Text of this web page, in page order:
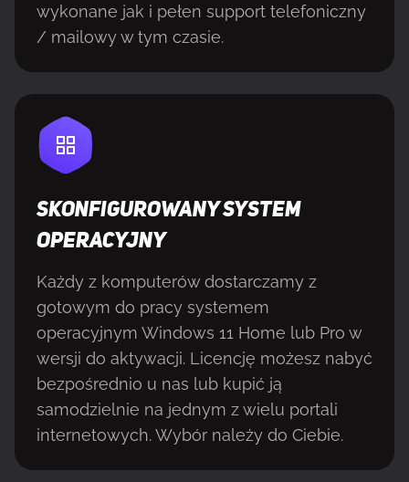
wykonane jak i pełen support telefoniczny
/ mailowy w tym czasie.
SKONFIGUROWANY SYSTEM
OPERACYJNY
Każdy z komputerów dostarczamy z
gotowym do pracy systemem
operacyjnym Windows 11 Home lub Pro w
wersji do aktywacji. Licencję możesz nabyć
bezpośrednio u nas lub kupić ją
samodzielnie na jednym z wielu portali
internetowych. Wybór należy do Ciebie.